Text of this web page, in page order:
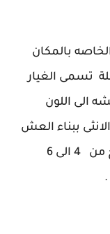
بالمكان
تسمى الغيار
الى اللون
ببناء العش
ثم تضع الانثى عدد من البيوض تتراوح من 4 الى 6